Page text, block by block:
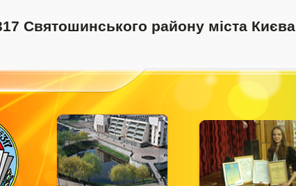
Святошинського району міста Києва